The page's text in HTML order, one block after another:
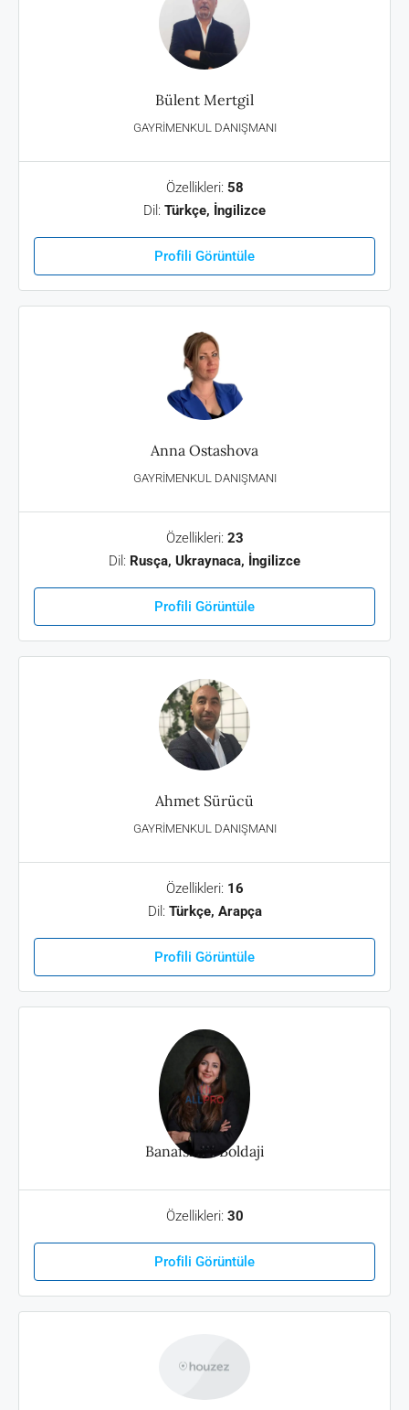
Bülent Mertgil
GAYRIMENKUL DANIŞMANI
Özellikleri: 58
Dil: Türkçe, İngilizce
Profili Görüntüle
Anna Ostashova
GAYRIMENKUL DANIŞMANI
Özellikleri: 23
Dil: Rusça, Ukraynaca, İngilizce
Profili Görüntüle
Ahmet Sürücü
GAYRIMENKUL DANIŞMANI
Özellikleri: 16
Dil: Türkçe, Arapça
Profili Görüntüle
Banafsheh Boldaji
Özellikleri: 30
Profili Görüntüle